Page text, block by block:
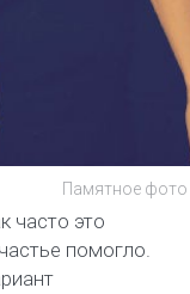
Памятное фото
часто это
помогло.